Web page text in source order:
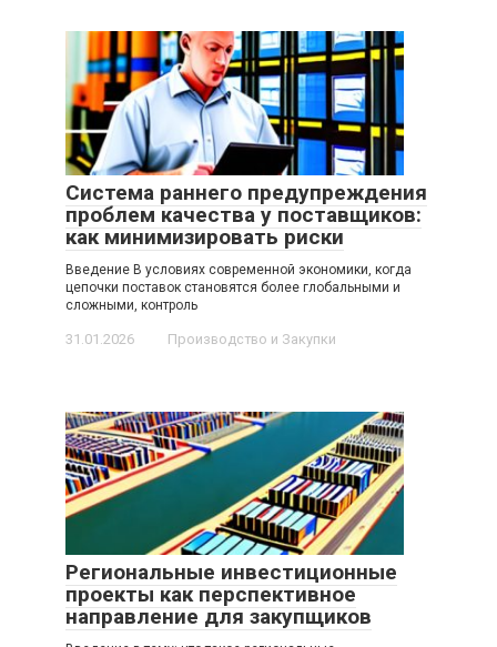
Система раннего предупреждения
проблем качества у поставщиков:
как минимизировать риски
Введение В условиях современной экономики, когда
цепочки поставок становятся более глобальными и
сложными, контроль
31.01.2026 Производство и Закупки
Региональные инвестиционные
проекты как перспективное
направление для закупщиков